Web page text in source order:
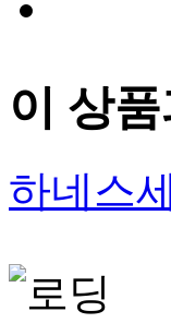
이 상
하네스